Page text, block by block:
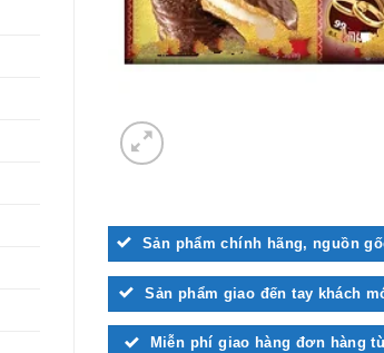
Sản phẩm chính hãng, nguồn
Sản phẩm giao đến tay khách
Miễn phí giao hàng đơn hàng